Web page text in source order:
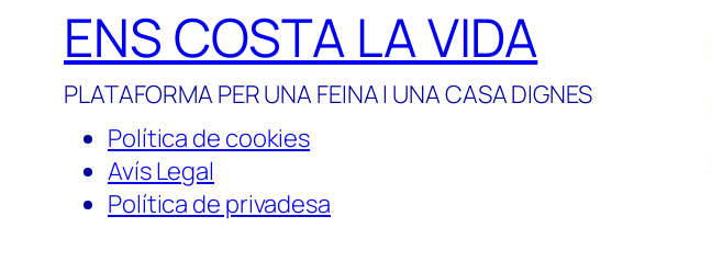
ENS COSTA LA VIDA
PLATAFORMA PER UNA FEINA I UNA CASA DIGNES
Política de cookies
Avís Legal
Política de privadesa